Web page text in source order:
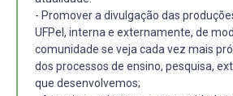
- Promover a divulgação das
UFPel, interna e externamente, de
comunidade se veja cada vez mais
dos processos de ensino, pesquisa,
que desenvolvemos;